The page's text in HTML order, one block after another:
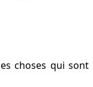
choses qui sont